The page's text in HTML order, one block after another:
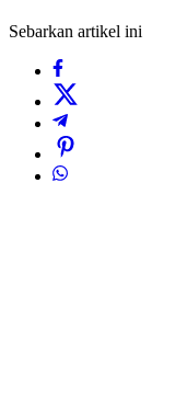
Sebarkan artikel ini